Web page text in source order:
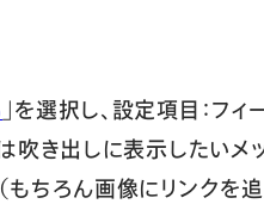
」を選択し、設定項目：フ
吹き出しに表示したい
もちろん画像にリンクを